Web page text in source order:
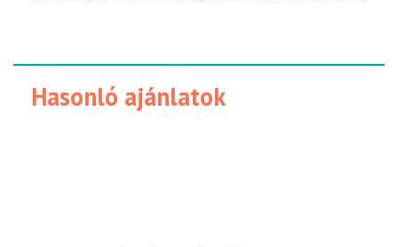
Hasonló ajánlatok